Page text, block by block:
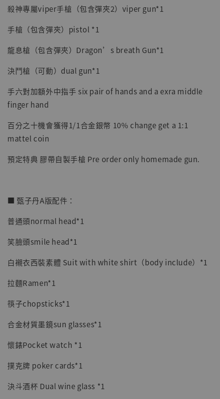
殺神專屬viper手槍（包含彈夾2）viper gun*1
手槍（包含彈夾）pistol *1
龍息槍（包含彈夾）Dragon’s breath Gun*1
決鬥槍（可動）dual gun*1
手六對加額外中指手 six pair of hands and a exra middle
finger hand
百分之十機會獲得1/1合金銀幣 10% change get a 1:1
mattel coin
預定特典 膠帶自製手槍 Pre order only homemade gun.
■ 甄子丹A版配件：
普通頭normal head*1
笑臉頭smile head*1
白襯衣西裝素體 Suit with white shirt（body include）*1
拉麵Ramen*1
筷子chopsticks*1
合金材質墨鏡sun glasses*1
懷錶Pocket watch *1
撲克牌 poker cards*1
決斗酒杯 Dual wine glass *1